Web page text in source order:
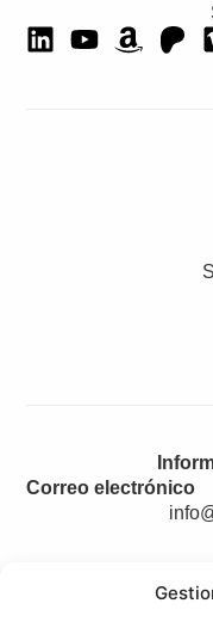
Correo electrónico